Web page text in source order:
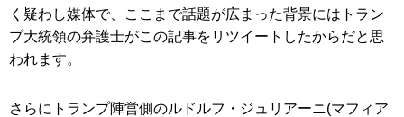
く疑わし媒体で、ここまで話題が広まった背景にはトラン
プ大統領の弁護士がこの記事をリツイートしたからだと思
われます。
さらにトランプ陣営側のルドルフ・ジュリアーニ(マフィア